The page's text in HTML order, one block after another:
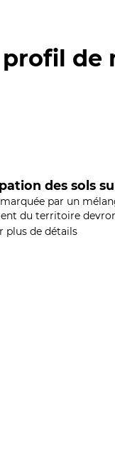
de
des sols
par un
du territoire
plus de détails